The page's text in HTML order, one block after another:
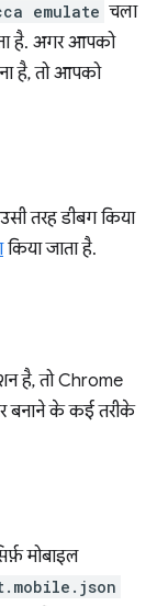
emulate चला
है. अगर आपको
है, तो आपको
तरह डीबग किया
किया जाता है.
है, तो Chrome
बनाने के कई तरीके
मोबाइल